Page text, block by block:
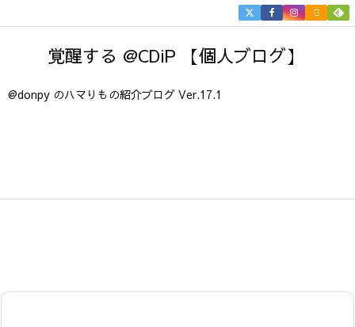
覚醒する @CDiP 【個人ブログ】
@donpy のハマりもの紹介ブログ Ver.17.1

